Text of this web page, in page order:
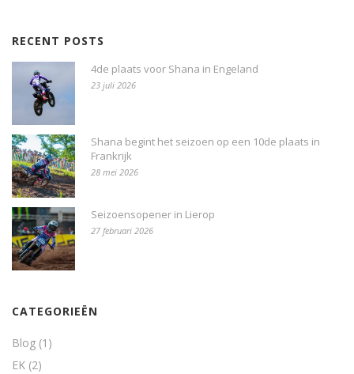
RECENT POSTS
4de plaats voor Shana in Engeland
23 juli 2026
Shana begint het seizoen op een 10de plaats in
Frankrijk
28 mei 2026
Seizoensopener in Lierop
27 februari 2026
CATEGORIEËN
Blog (1)
EK (2)